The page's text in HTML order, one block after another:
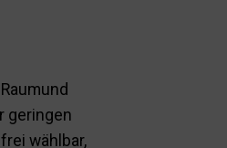
geringen
wählbar,